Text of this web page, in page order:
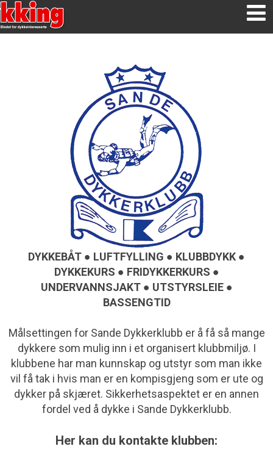
DYKKEBÅT ● LUFTFYLLING ● KLUBBDYKK ●
DYKKEKURS ● FRIDYKKERKURS ●
UNDERVANNSJAKT ● UTSTYRSLEIE ●
BASSENGTID
Målsettingen for Sande Dykkerklubb er å få så mange
dykkere som mulig inn i et organisert klubbmiljø. I
klubbene har man kunnskap og utstyr som man ikke
vil få tak i hvis man er en kompisgjeng som er ute og
dykker på skjæret. Sikkerhetsaspektet er en annen
fordel ved å dykke i Sande Dykkerklubb.
Her kan du kontakte klubben: